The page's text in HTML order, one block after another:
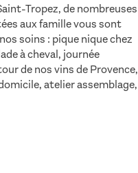
Tropez, de nombreuses
aux famille vous sont
soins : pique nique chez
à cheval, journée
de nos vins de Provence,
atelier assemblage,